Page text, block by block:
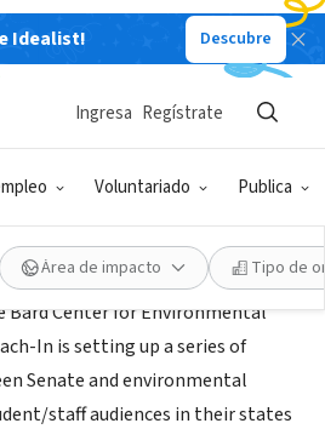
Idealist! Descubre
Voluntariado Publica
Ingresa Regístrate
Área de impacto Tipo de
DE LUCRO
Center for Environmental
In is setting up a series of
Senate and environmental
staff audiences in their states